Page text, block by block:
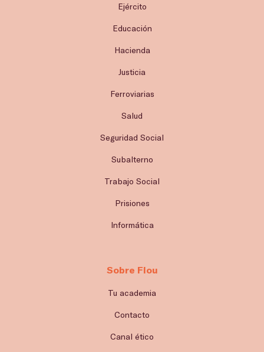
Ejército
Educación
Hacienda
Justicia
Ferroviarias
Salud
Seguridad Social
Subalterno
Trabajo Social
Prisiones
Informática
Sobre Flou
Tu academia
Contacto
Canal ético